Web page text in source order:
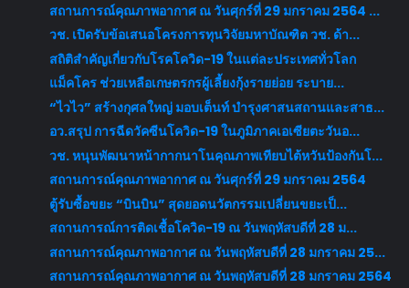
สถานการณ์คุณภาพอากาศ ณ วันศุกร์ที่ 29 มกราคม 2564 ...
วช. เปิดรับข้อเสนอโครงการทุนวิจัยมหาบัณฑิต วช. ด้า...
สถิติสำคัญเกี่ยวกับโรคโควิด-19 ในแต่ละประเทศทั่วโลก
แม็คโคร ช่วยเหลือเกษตรกรผู้เลี้ยงกุ้งรายย่อย ระบาย...
“ไวไว” สร้างกุศลใหญ่ มอบเต็นท์ บำรุงศาสนสถานและสาธ...
อว.สรุป การฉีดวัคซีนโควิด-19 ในภูมิภาคเอเซียตะวันอ...
วช. หนุนพัฒนาหน้ากากนาโนคุณภาพเทียบไต้หวันป้องกันโ...
สถานการณ์คุณภาพอากาศ ณ วันศุกร์ที่ 29 มกราคม 2564
ตู้รับซื้อขยะ “บินบิน” สุดยอดนวัตกรรมเปลี่ยนขยะเป็...
สถานการณ์การติดเชื้อโควิด-19 ณ วันพฤหัสบดีที่ 28 ม...
สถานการณ์คุณภาพอากาศ ณ วันพฤหัสบดีที่ 28 มกราคม 25...
สถานการณ์คุณภาพอากาศ ณ วันพฤหัสบดีที่ 28 มกราคม 2564